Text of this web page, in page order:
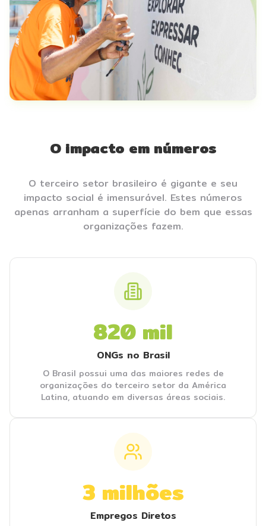
O impacto em números
O terceiro setor brasileiro é gigante e seu
impacto social é imensurável. Estes números
apenas arranham a superfície do bem que essas
organizações fazem.
820 mil
ONGs no Brasil
O Brasil possui uma das maiores redes de
organizações do terceiro setor da América
Latina, atuando em diversas áreas sociais.
3 milhões
Empregos Diretos